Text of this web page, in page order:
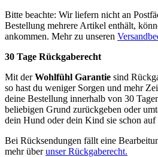
Bitte beachte: Wir liefern nicht an
Bestellung mehrere Artikel enthält,
ankommen. Mehr zu unseren
30 Tage Rückgaberecht
Mit derWohlfühl Garantie sind
so hast du weniger Sorgen und mehr
deine Bestellung innerhalb von 30
beliebigen Grund zurückgeben oder
dein Hund oder dein Kind sie schon auf
Bei Rücksendungen fällt eine
mehr überunser Rückgaberecht.